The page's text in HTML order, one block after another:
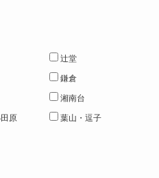
辻堂
鎌倉
湘南台
原 葉山・逗子